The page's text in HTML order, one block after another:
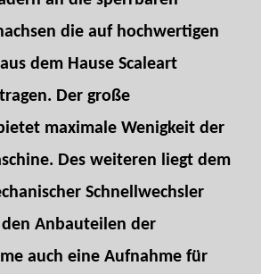
die auf hochwertigen
dem Hause Scaleart
Der große
maximale Wenigkeit der
Des weiteren liegt dem
Schnellwechsler
Anbauteilen der
auch eine Aufnahme für